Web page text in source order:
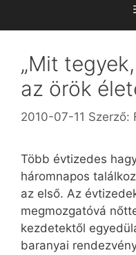
„Mit
az örök
2010-07-11 Szerző:
Több évtizedes
háromnapos
az első. Az
megmozgatóvá
kezdetektől
baranyai